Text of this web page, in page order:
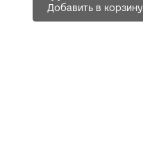
Добавить в корзину